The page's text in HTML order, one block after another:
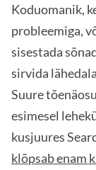
Koduomanik,
probleemiga,
sisestada
sirvida
Suure
esimesel
kusjuures
klõpsab enam